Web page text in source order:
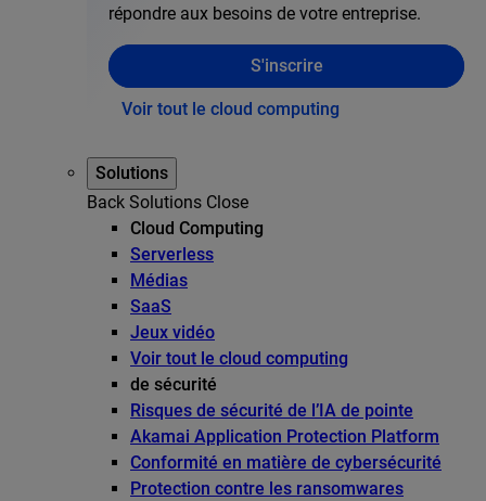
répondre aux besoins de votre entreprise.
S'inscrire
Voir tout le cloud computing
Solutions
Back Solutions Close
Cloud Computing
Serverless
Médias
SaaS
Jeux vidéo
Voir tout le cloud computing
de sécurité
Risques de sécurité de l’IA de pointe
Akamai Application Protection Platform
Conformité en matière de cybersécurité
Protection contre les ransomwares